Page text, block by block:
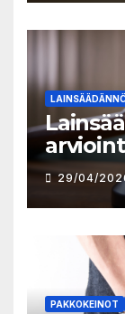
29/04/
PAKKOKEINOT